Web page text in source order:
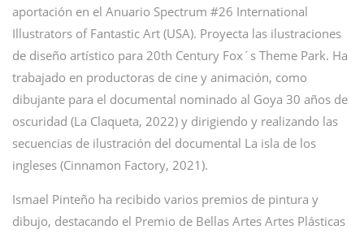
aportación en el Anuario Spectrum #26 International
Illustrators of Fantastic Art (USA). Proyecta las ilustraciones
de diseño artístico para 20th Century Fox´s Theme Park. Ha
trabajado en productoras de cine y animación, como
dibujante para el documental nominado al Goya 30 años de
oscuridad (La Claqueta, 2022) y dirigiendo y realizando las
secuencias de ilustración del documental La isla de los
ingleses (Cinnamon Factory, 2021).
Ismael Pinteño ha recibido varios premios de pintura y
dibujo, destacando el Premio de Bellas Artes Artes Plásticas